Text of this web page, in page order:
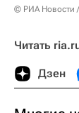
© РИА Новости
Читать
Дзен